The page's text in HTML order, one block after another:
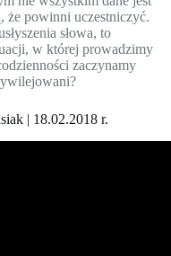
że powinni uczestniczyć.
słowa, to
w której prowadzimy
zaczynamy
| 18.02.2018 r.